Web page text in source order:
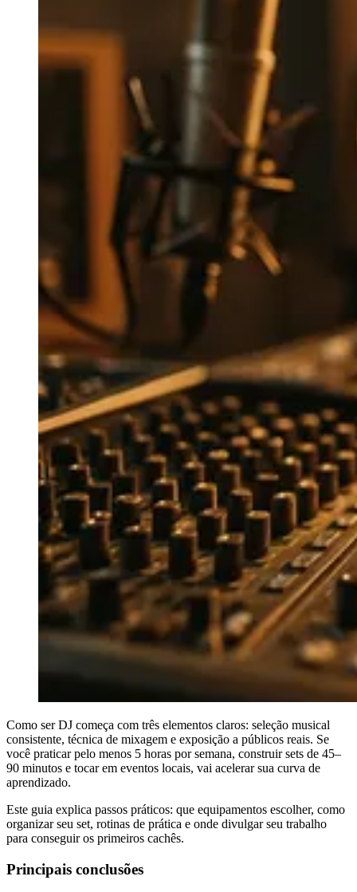
Como ser DJ começa com três elementos claros: seleção musical
consistente, técnica de mixagem e exposição a públicos reais. Se
você praticar pelo menos 5 horas por semana, construir sets de 45–
90 minutos e tocar em eventos locais, vai acelerar sua curva de
aprendizado.
Este guia explica passos práticos: que equipamentos escolher, como
organizar seu set, rotinas de prática e onde divulgar seu trabalho
para conseguir os primeiros cachês.
Principais conclusões